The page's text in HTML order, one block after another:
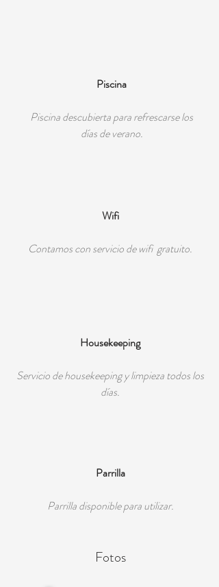
Piscina
Piscina descubierta para refrescarse los
días de verano.
Wifi
Contamos con servicio de wifi gratuito.
Housekeeping
Servicio de housekeeping y limpieza todos los
días.
Parrilla
Parrilla disponible para utilizar.
Fotos